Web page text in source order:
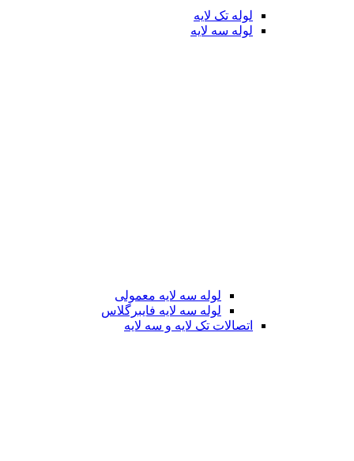
لوله تک لایه
لوله سه لایه
لوله سه لایه معمولی
لوله سه لایه فایبرگلاس
اتصالات تک لایه و سه لایه